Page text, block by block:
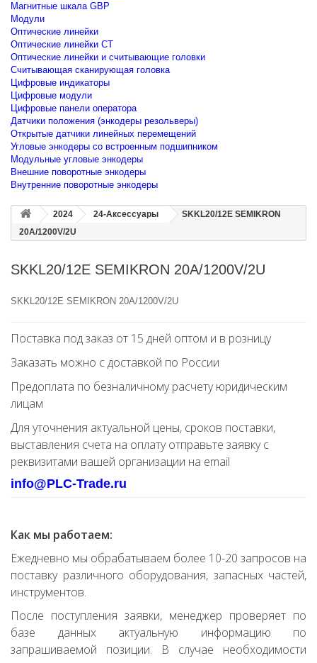
Магнитные шкала GBP
Модули
Оптические линейки
Оптические линейки CT
Оптические линейки и считывающие головки
Считывающая сканирующая головка
Цифровые индикаторы
Цифровые модули
Цифровые панели оператора
Датчики положения (энкодеры резольверы)
Открытые датчики линейных перемещений
Угловые энкодеры со встроенным подшипником
Модульные угловые энкодеры
Внешние поворотные энкодеры
Внутренние поворотные энкодеры
2024 24-Аксессуары
SKKL20/12E SEMIKRON
20A/1200V/2U
SKKL20/12E SEMIKRON 20A/1200V/2U
SKKL20/12E SEMIKRON 20A/1200V/2U
Поставка под заказ от 15 дней оптом и в розницу
Заказать можно с доставкой по России
Предоплата по безналичному расчету юридическим
лицам
Для уточнения актуальной цены, сроков поставки,
выставления счета на оплату отправьте заявку с
реквизитами вашей организации на email
info@PLC-Trade.ru
Как мы работаем:
Ежедневно мы обрабатываем более 10-20 запросов на
поставку различного оборудования, запасных частей,
инструментов.
После поступления заявки, менеджер проверяет по
базе данных актуальную информацию по
запрашиваемой позиции. В случае необходимости